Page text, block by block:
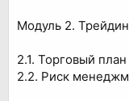
Модуль 2.
2.1. Торговый
2.2. Риск